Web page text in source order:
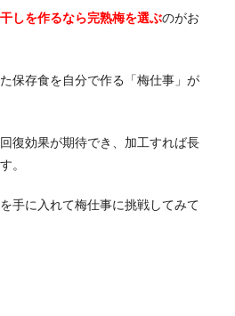
しを作るなら完熟梅を選ぶのがお
保存食を自分で作る「梅仕事」が
復効果が期待でき、加工すれば長
。
手に入れて梅仕事に挑戦してみて